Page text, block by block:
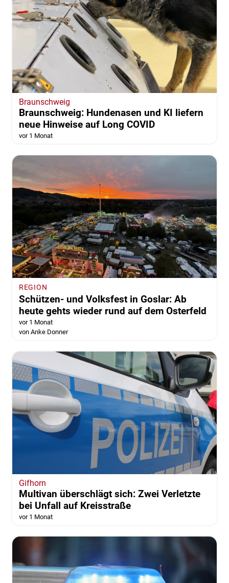
Braunschweig
Braunschweig: Hundenasen und KI liefern
neue Hinweise auf Long COVID
vor 1 Monat
REGION
Schützen- und Volksfest in Goslar: Ab
heute gehts wieder rund auf dem Osterfeld
vor 1 Monat
von Anke Donner
Gifhorn
Multivan überschlägt sich: Zwei Verletzte
bei Unfall auf Kreisstraße
vor 1 Monat